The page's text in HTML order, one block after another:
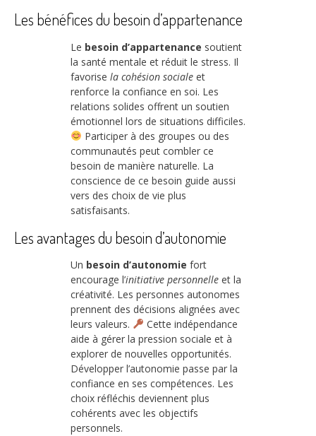
Les bénéfices du besoin d’appartenance
Le besoin d’appartenance soutient
la santé mentale et réduit le stress. Il
favorise la cohésion sociale et
renforce la confiance en soi. Les
relations solides offrent un soutien
émotionnel lors de situations difficiles.
Participer à des groupes ou des
communautés peut combler ce
besoin de manière naturelle. La
conscience de ce besoin guide aussi
vers des choix de vie plus
satisfaisants.
Les avantages du besoin d’autonomie
Un besoin d’autonomie fort
encourage l’initiative personnelle et la
créativité. Les personnes autonomes
prennent des décisions alignées avec
leurs valeurs.
Cette indépendance
aide à gérer la pression sociale et à
explorer de nouvelles opportunités.
Développer l’autonomie passe par la
confiance en ses compétences. Les
choix réfléchis deviennent plus
cohérents avec les objectifs
personnels.